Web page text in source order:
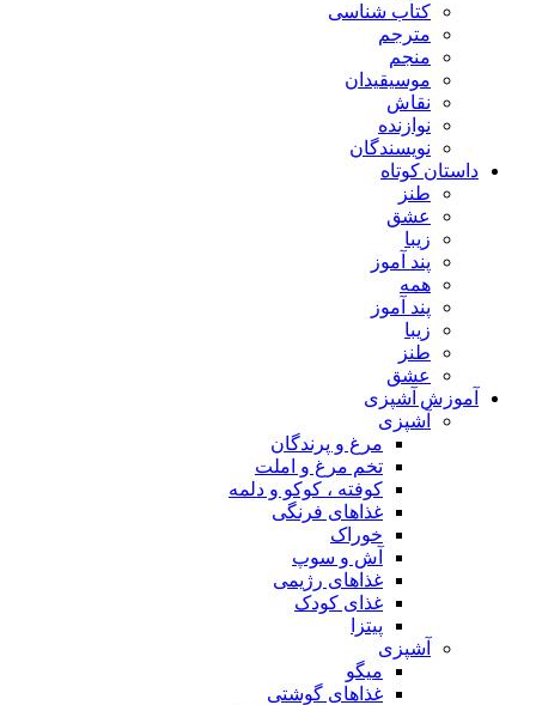
کتاب شناسی
مترجم
منجم
موسیقیدان
نقاش
نوازنده
نویسندگان
داستان کوتاه
طنز
عشق
زیبا
پند آموز
همه
پند آموز
زیبا
طنز
عشق
آموزش آشپزی
آشپزی
مرغ و پرندگان
تخم مرغ و املت
کوفته ، کوکو و دلمه
غذاهای فرنگی
خوراک
آش و سوپ
غذاهای رژیمی
غذای کودک
پیتزا
آشپزی
میگو
غذاهای گوشتی